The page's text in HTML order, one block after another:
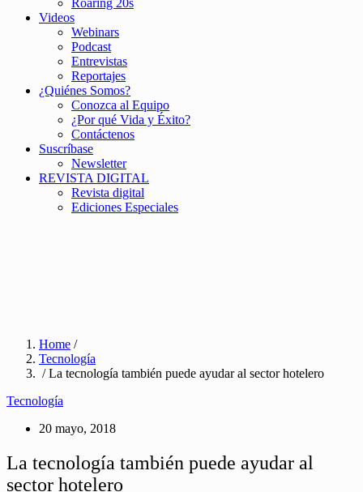
Roaring 20s
Videos
Webinars
Podcast
Entrevistas
Reportajes
¿Quiénes Somos?
Conozca al Equipo
¿Por qué Vida y Éxito?
Contáctenos
Suscríbase
Newsletter
REVISTA DIGITAL
Revista digital
Ediciones Especiales
Home /
Tecnología
/ La tecnología también puede ayudar al sector hotelero
Tecnología
20 mayo, 2018
La tecnología también puede ayudar al
sector hotelero